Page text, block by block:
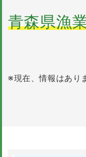
青森県漁
※現在、情報はあり